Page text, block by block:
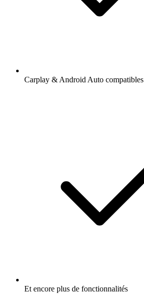
Carplay & Android Auto compatibles
Et encore plus de fonctionnalités